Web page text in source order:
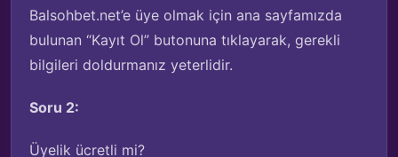
Balsohbet.net’e üye olmak için ana sayfamızda
bulunan “Kayıt Ol” butonuna tıklayarak, gerekli
bilgileri doldurmanız yeterlidir.
Soru 2:
Üyelik ücretli mi?